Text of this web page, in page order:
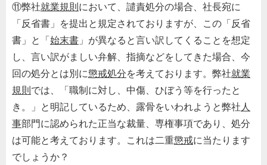
⑪弊社就業規則において、譴責処分の場合、社長宛に
「反省書」を提出と規定されておりますが、この「反省
書」と「始末書 」が異なると言い訳してくることを想定
し、言い訳がましい弁解、指摘などをしてきた場合、今
回の処分とは別に懲戒処分を考えております。弊社就業
規則では、「職制に対し、中傷、ひぼう等を行ったと
き。」と明記しているため、露骨をいわれようと弊社人
事部門に認められた正当な裁量、専権事項であり、処分
は可能と考えております。これは二重懲戒に当たります
でしょうか？